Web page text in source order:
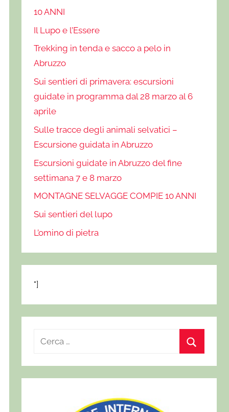
10 ANNI
Il Lupo e l’Essere
Trekking in tenda e sacco a pelo in
Abruzzo
Sui sentieri di primavera: escursioni
guidate in programma dal 28 marzo al 6
aprile
Sulle tracce degli animali selvatici –
Escursione guidata in Abruzzo
Escursioni guidate in Abruzzo del fine
settimana 7 e 8 marzo
MONTAGNE SELVAGGE COMPIE 10 ANNI
Sui sentieri del lupo
L’omino di pietra
"]
c
e